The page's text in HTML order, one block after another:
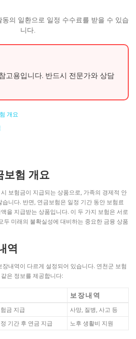
의 일환으로 일정 수수료를 받을 수 있습
니다.
고용입니다. 반드시 전문가와 상담
개요
보험 개요
보험금이 지급되는 상품으로, 가족의 경제적 안
니다. 반면, 연금보험은 일정 기간 동안 보험료
을 지급받는 상품입니다. 이 두 가지 보험은 서로
두 미래의 불확실성에 대비하는 중요한 금융 상품
역
내역이 다르게 설정되어 있습니다. 연천군 보험
은 정보를 제공합니다:
보장내역
금 지급
사망, 질병, 사고 등
기간 후 연금 지급 노후 생활비 지원